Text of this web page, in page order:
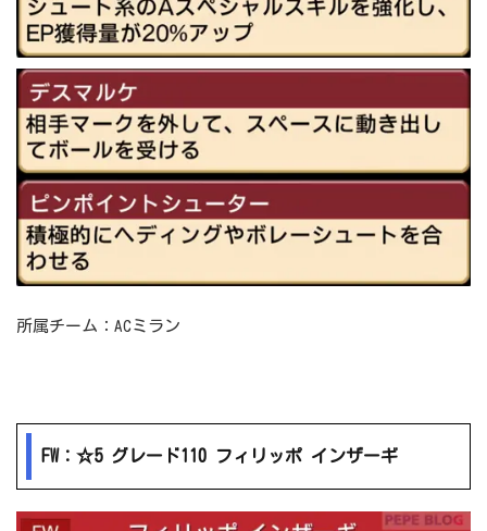
所属チーム：ACミラン
FW：☆5 グレード110 フィリッポ インザーギ